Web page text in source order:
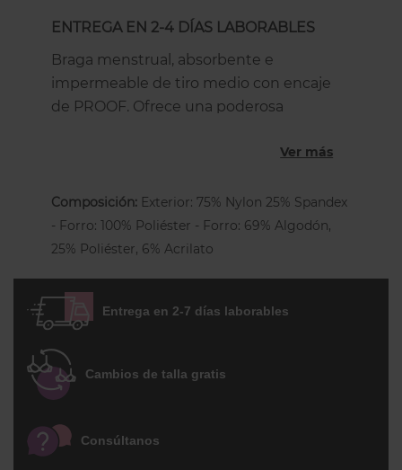
ENTREGA EN 2-4 DÍAS LABORABLES
Braga menstrual, absorbente e
impermeable de tiro medio con encaje
de PROOF. Ofrece una poderosa
braga sofisticada. Lavable y reutilizable, la
absorción medium: 3 tampones, o 3
cucharaditas de líquido. El forro fino y
altamente absorbente dispone de 3
expulsa la humedad y te mantiene seca,
cómoda y sin fugas laterales. Ideal para:
Pérdida de orina moderada
Ver más
Composición: Exterior: 75% Nylon 25% Spandex
- Forro: 100% Poliéster - Forro: 69% Algodón,
25% Poliéster, 6% Acrilato
Entrega en 2-7 días laborables
Cambios de talla gratis
Consúltanos